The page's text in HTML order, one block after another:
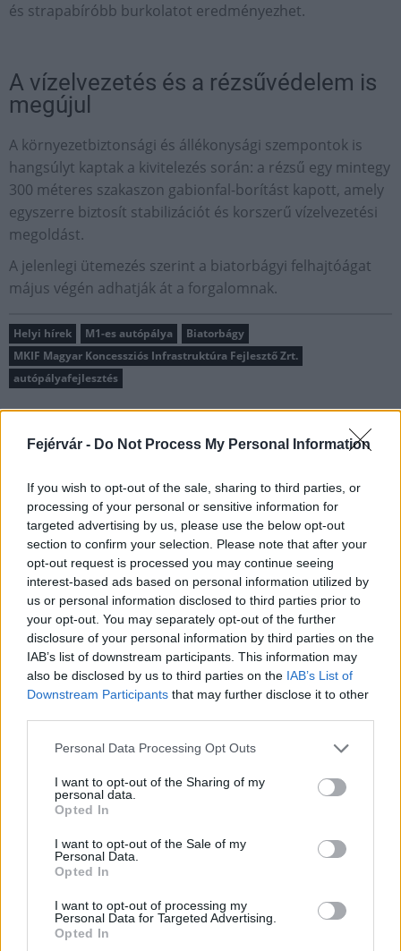
Fejérvár - Do Not Process My Personal Information
If you wish to opt-out of the sale, sharing to third parties, or
processing of your personal or sensitive information for
targeted advertising by us, please use the below opt-out
section to confirm your selection. Please note that after your
opt-out request is processed you may continue seeing
interest-based ads based on personal information utilized by
us or personal information disclosed to third parties prior to
your opt-out. You may separately opt-out of the further
disclosure of your personal information by third parties on the
IAB’s list of downstream participants. This information may
also be disclosed by us to third parties on the IAB’s List of
Downstream Participants that may further disclose it to other
Please note that this website/app uses one or more Google
not limited to your visit or usage behaviour. You may click to
grant or deny consent to Google and its third-party tags to
use your data for below specified purposes in below Google
consent section.
Personal Data Processing Opt Outs
I want to opt-out of the Sharing of my
personal data.
Opted In
I want to opt-out of the Sale of my
Personal Data.
Opted In
I want to opt-out of processing my
Personal Data for Targeted Advertising.
Opted In
és strapabíróbb burkolatot eredményezhet.
A vízelvezetés és a rézsűvédelem is
megújul
A környezetbiztonsági és állékonysági szempontok is
hangsúlyt kaptak a kivitelezés során: a rézsű egy mintegy
300 méteres szakaszon gabionfal-borítást kapott, amely
egyszerre biztosít stabilizációt és korszerű vízelvezetési
megoldást.
A jelenlegi ütemezés szerint a biatorbágyi felhajtóágat
május végén adhatják át a forgalomnak.
Helyi hírek M1-es autópálya
Biatorbágy
MKIF Magyar Koncessziós Infrastruktúra Fejlesztő Zrt.
autópályafejlesztés
MAGYAR ÉPÍTŐK
paksi atomerőmű Paks II Paks II. Atomerőmű Zrt.
Paks II.: Mit jelent az 5. blokk új mérföldköve a
felülvizsgálat árnyékában?
Megkezdődött az 5. blokk reaktorépületének alaplemez-
kivitelezése, miközben a felülvizsgálat arra keresi a választ,
hogy a megváltozott gazdasági és geopolitikai környezetben
milyen feltételek mellett érdemes továbbvinni Magyarország
egyik legnagyobb beruházását.